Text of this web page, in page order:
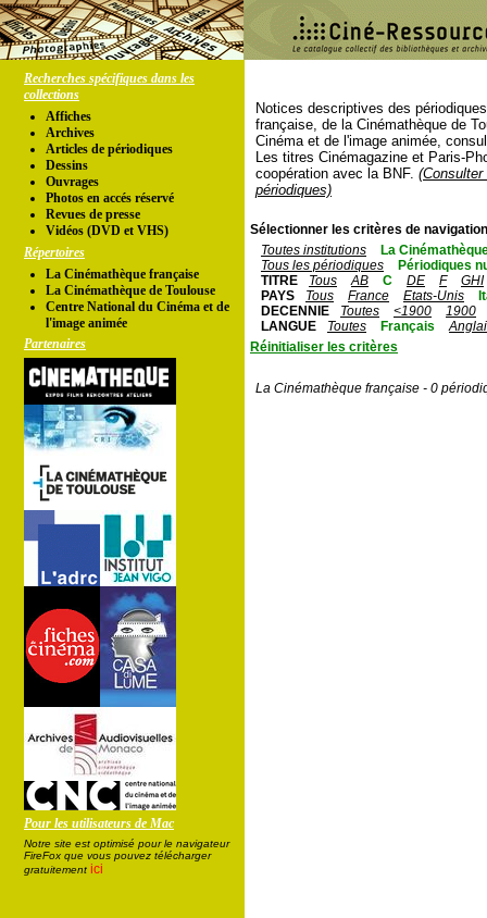
Recherches spécifiques dans les
collections
Affiches
Archives
Articles de périodiques
Dessins
Ouvrages
Photos en accés réservé
Revues de presse
Vidéos (DVD et VHS)
Répertoires
La Cinémathèque française
La Cinémathèque de Toulouse
Centre National du Cinéma et de
l'image animée
Partenaires
Pour les utilisateurs de Mac
Notre site est optimisé pour le navigateur
FireFox que vous pouvez télécharger
gratuitement ici
Notices descriptives des
française, de la Cinémathèque de
Cinéma et de l'image animée,
Les titres Cinémagazine et Paris-
coopération avec la BNF.
périodiques)
Sélectionner les critères de
Toutes institutions
La
Tous les périodiques
Périodiques
TITRE
Tous AB C DE F
GHI
PAYS
Tous France Etats-Unis
DECENNIE
Toutes <1900
1900
LANGUE
Toutes Français
Réinitialiser les critères
La Cinémathèque française - 0